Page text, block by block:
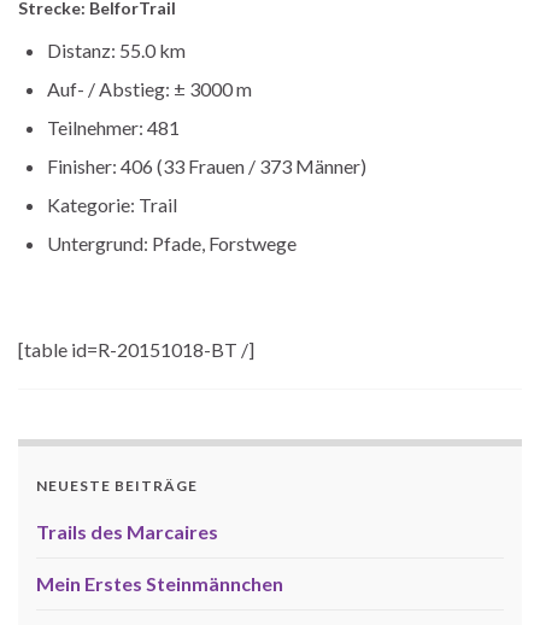
Strecke: BelforTrail
Distanz: 55.0 km
Auf- / Abstieg: ± 3000 m
Teilnehmer: 481
Finisher: 406 (33 Frauen / 373 Männer)
Kategorie: Trail
Untergrund: Pfade, Forstwege
[table id=R-20151018-BT /]
NEUESTE BEITRÄGE
Trails des Marcaires
Mein Erstes Steinmännchen